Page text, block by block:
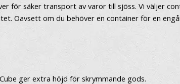
för säker transport av varor till sjöss. Vi väljer
Oavsett om du behöver en container för en
ger extra höjd för skrymmande gods.